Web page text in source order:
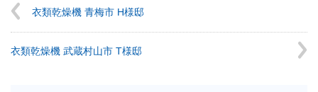
衣類乾燥機 青梅市 H様邸
衣類乾燥機 武蔵村山市 T様邸